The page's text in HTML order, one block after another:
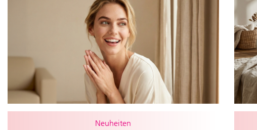
Neuheiten